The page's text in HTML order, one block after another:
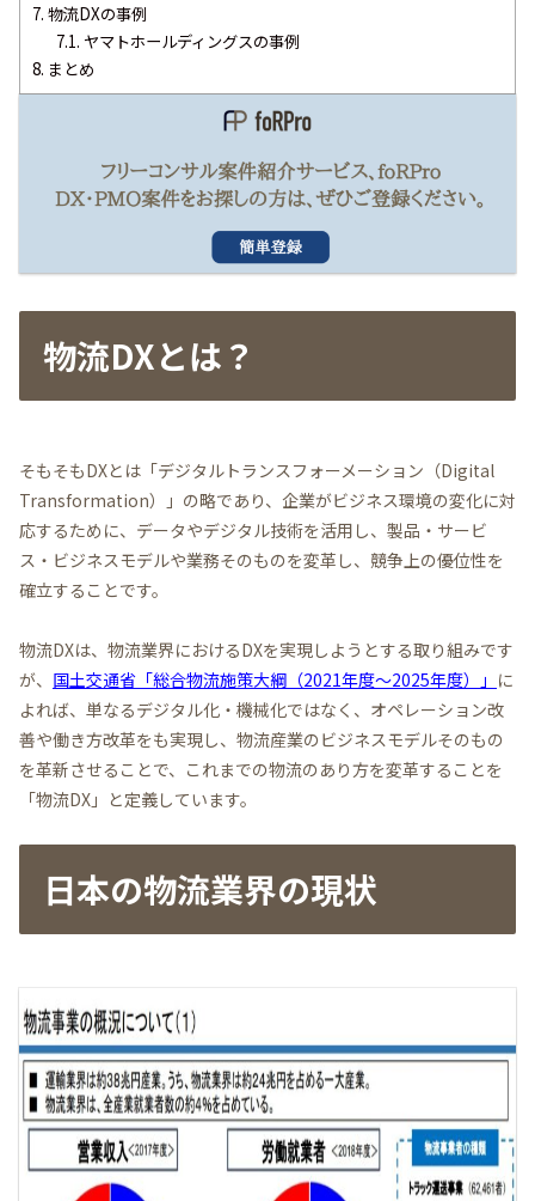
7. 物流DXの事例
7.1. ヤマトホールディングスの事例
8. まとめ
物流DXとは？
そもそもDXとは「デジタルトランスフォーメーション（Digital
Transformation）」の略であり、企業がビジネス環境の変化に対
応するために、データやデジタル技術を活用し、製品・サービ
ス・ビジネスモデルや業務そのものを変革し、競争上の優位性を
確立することです。
物流DXは、物流業界におけるDXを実現しようとする取り組みです
が、 国土交通省「総合物流施策大綱（2021年度～2025年度）」 に
よれば、単なるデジタル化・機械化ではなく、オペレーション改
善や働き方改革をも実現し、物流産業のビジネスモデルそのもの
を革新させることで、これまでの物流のあり方を変革することを
「物流DX」と定義しています。
日本の物流業界の現状